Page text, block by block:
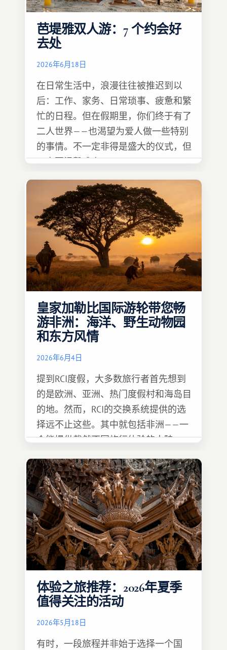
芭堤雅双人游：7 个约会好
去处
2026年6月18日
在日常生活中，浪漫往往被推迟到以
后：工作、家务、日常琐事、疲惫和繁
忙的日程。但在假期里，你们终于有了
二人世界——也渴望为爱人做一些特别
的事情。不一定非得是盛大的仪式，但
一定要温馨难忘 :)
皇家加勒比国际游轮带您畅
游非洲：海洋、野生动物园
和东方风情
2026年6月4日
提到RCI度假，大多数旅行者首先想到
的是欧洲、亚洲、热门度假村和海岛目
的地。然而，RCI的交换系统提供的选
择远不止这些。其中就包括非洲——一
个能提供截然不同旅行体验的大陆。
体验之旅推荐：2026年夏季
值得关注的活动
2026年5月18日
有时，一段旅程并非始于选择一个国